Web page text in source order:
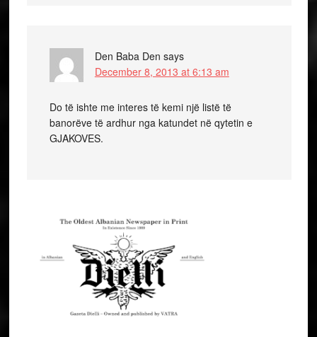
Den Baba Den says
December 8, 2013 at 6:13 am
Do të ishte me interes të kemi një listë të
banorëve të ardhur nga katundet në qytetin e
GJAKOVES.